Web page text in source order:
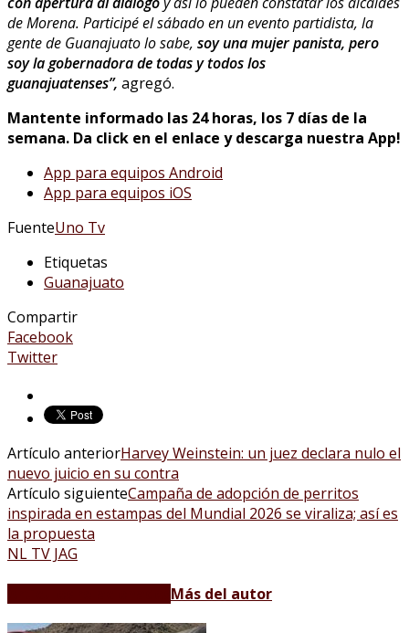
de Morena. Participé el sábado en un evento partidista, la
gente de Guanajuato lo sabe, soy una mujer panista, pero
soy la gobernadora de todas y todos los
guanajuatenses”, agregó.
Mantente informado las 24 horas, los 7 días de la
semana. Da click en el enlace y descarga nuestra App!
App para equipos Android
App para equipos iOS
FuenteUno Tv
Etiquetas
Guanajuato
Compartir
Facebook
Twitter
Artículo anteriorHarvey Weinstein: un juez declara nulo el
nuevo juicio en su contra
Artículo siguienteCampaña de adopción de perritos
inspirada en estampas del Mundial 2026 se viraliza; así es
la propuesta
NL TV JAG
Más del autor